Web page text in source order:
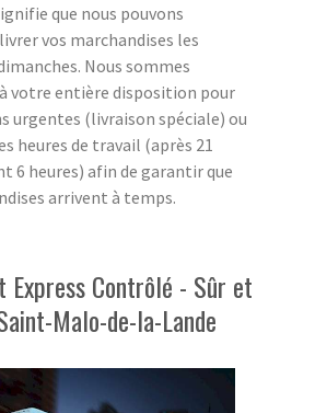
que nous pouvons
vos marchandises les
Nous sommes
votre entière disposition pour
urgentes (livraison spéciale) ou
heures de travail (après 21
6 heures) afin de garantir que
arrivent à temps.
Express Contrôlé - Sûr et
Malo-de-la-Lande